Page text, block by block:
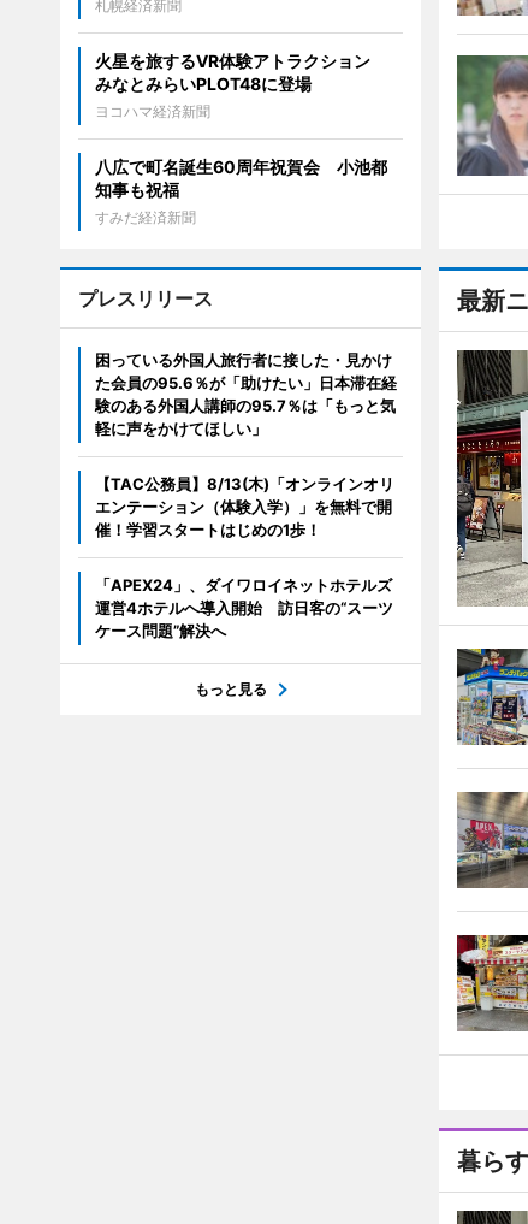
最新
暮ら
札幌経済新聞
火星を旅するVR体験アトラクション
みなとみらいPLOT48に登場
ヨコハマ経済新聞
八広で町名誕生60周年祝賀会 小池都
知事も祝福
すみだ経済新聞
プレスリリース
困っている外国人旅行者に接した・見かけ
た会員の95.6％が「助けたい」日本滞在経
験のある外国人講師の95.7％は「もっと気
軽に声をかけてほしい」
【TAC公務員】8/13(木)「オンラインオリ
エンテーション（体験入学）」を無料で開
催！学習スタートはじめの1歩！
「APEX24」、ダイワロイネットホテルズ
運営4ホテルへ導入開始 訪日客の“スーツ
ケース問題”解決へ
もっと見る